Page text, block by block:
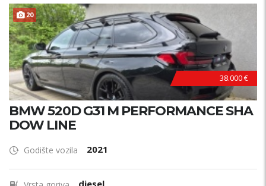
20
38.000 €
BMW 520D G31 M PERFORMANCE SHA
DOW LINE
Godište vozila 2021
diesel